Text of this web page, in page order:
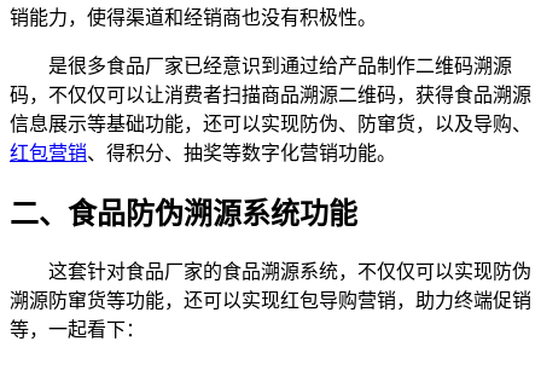
销能力，使得渠道和经销商也没有积极性。
是很多食品厂家已经意识到通过给产品制作二维码溯源
码，不仅仅可以让消费者扫描商品溯源二维码，获得食品溯源
信息展示等基础功能，还可以实现防伪、防窜货，以及导购、
红包营销、得积分、抽奖等数字化营销功能。
二、食品防伪溯源系统功能
这套针对食品厂家的食品溯源系统，不仅仅可以实现防伪
溯源防窜货等功能，还可以实现红包导购营销，助力终端促销
等，一起看下：